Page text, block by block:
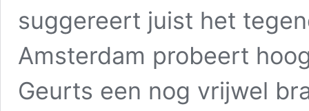
suggereert juist het
Amsterdam probeert
Geurts een nog vrijwel